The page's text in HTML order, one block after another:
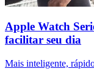
Apple Watch
facilitar seu dia
Mais inteligente,